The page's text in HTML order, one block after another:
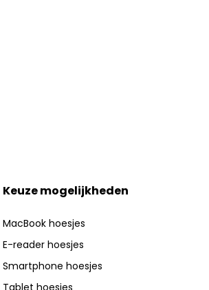
Keuze mogelijkheden
MacBook hoesjes
E-reader hoesjes
Smartphone hoesjes
Tablet hoesjes